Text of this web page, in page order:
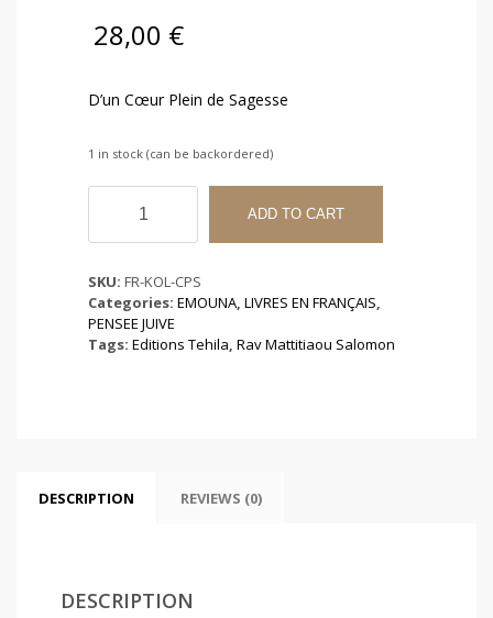
28,00 €
D’un Cœur Plein de Sagesse
1 in stock (can be backordered)
D'un
Plein
Sagesse
-
Rav
Mattitiaou
ADD TO CART
SKU: FR-KOL-CPS
Categories: EMOUNA, LIVRES EN FRANÇAIS,
PENSEE JUIVE
Tags: Editions Tehila, Rav Mattitiaou Salomon
DESCRIPTION REVIEWS (0)
DESCRIPTION